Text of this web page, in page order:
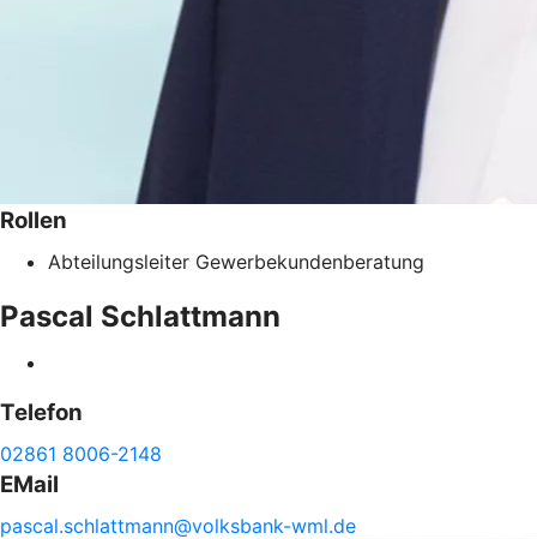
Rollen
Abteilungsleiter Gewerbekundenberatung
Pascal Schlattmann
Telefon
02861 8006-2148
EMail
pascal.schlattmann@volksbank-wml.de